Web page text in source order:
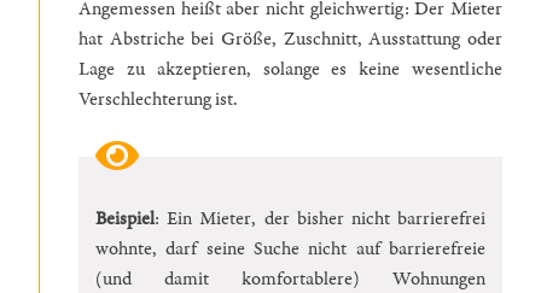
Angemessen heißt aber nicht gleichwertig: Der Mieter
hat Abstriche bei Größe, Zuschnitt, Ausstattung oder
Lage zu akzeptieren, solange es keine wesentliche
Verschlechterung ist.
Beispiel: Ein Mieter, der bisher nicht barrierefrei
wohnte, darf seine Suche nicht auf barrierefreie
(und damit komfortablere) Wohnungen